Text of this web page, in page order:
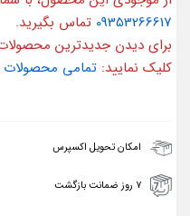
09353266617 تماس بگیرید.
برای دیدن جدیدترین
کلیک نمایید: تمامی محصولات
امکان تحویل اکسپرس
۷ روز ضمانت بازگشت